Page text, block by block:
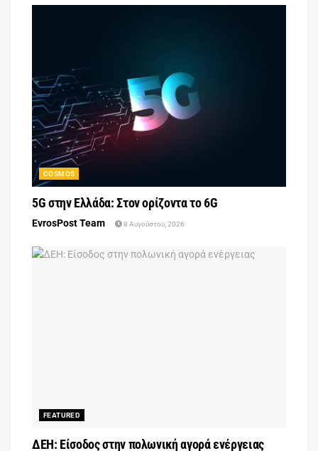
COSMOS
5G στην Ελλάδα: Στον ορίζοντα το 6G
EvrosPost Team 8 Αυγούστου, 2026
FEATURED
ΔΕΗ: Είσοδος στην πολωνική αγορά ενέργειας